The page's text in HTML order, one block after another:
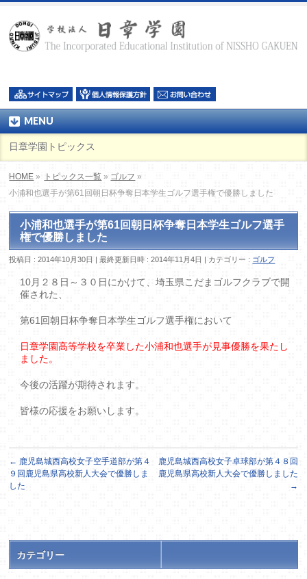
MENU
日章学園トピックス
HOME » トピックス一覧 » ゴルフ »
小浦和也選手が第61回朝日杯争奪日本学生ゴルフ選手権で優勝しました
小浦和也選手が第61回朝日杯争奪日本学生ゴルフ選手
権で優勝しました
投稿日 : 2014年10月30日 最終更新日時 : 2014年11月4日 カテゴリー : ゴルフ
10月２８日～３０日にかけて、埼玉県こだまゴルフクラブで開
催された、
第61回朝日杯争奪日本学生ゴルフ選手権において
日章学園高等学校を卒業した小浦和也選手が見事優勝を果たし
ました。
今後の活躍が期待されます。
皆様の応援をお願いします。
← 鹿児島城西高校女子空手道部が第４
９回鹿児島県高校新人大会で優勝しま
した
鹿児島城西高校女子卓球部が第４８回
鹿児島県高校新人大会で優勝しました
→
カテゴリー